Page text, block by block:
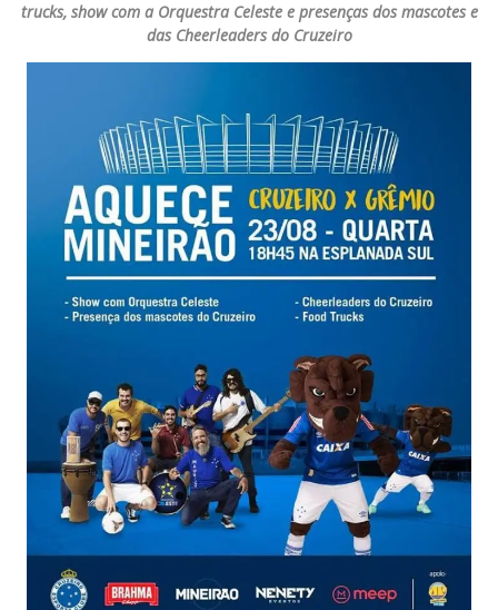
trucks, show com a Orquestra Celeste e presenças dos mascotes e
das Cheerleaders do Cruzeiro